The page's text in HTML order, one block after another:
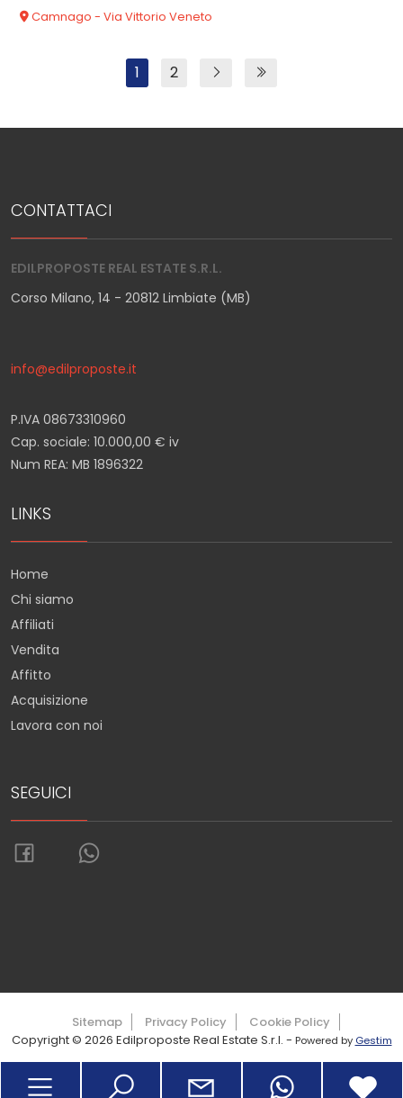
Camnago - Via Vittorio Veneto
1 2
CONTATTACI
EDILPROPOSTE REAL ESTATE S.R.L.
Corso Milano, 14 - 20812 Limbiate (MB)
info@edilproposte.it
P.IVA 08673310960
Cap. sociale: 10.000,00 € iv
Num REA: MB 1896322
LINKS
Home
Chi siamo
Affiliati
Vendita
Affitto
Acquisizione
Lavora con noi
SEGUICI
Sitemap Privacy Policy
Cookie Policy
Copyright © 2026 Edilproposte Real Estate S.r.l. - Powered by Gestim